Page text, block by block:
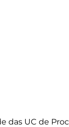
das UC de